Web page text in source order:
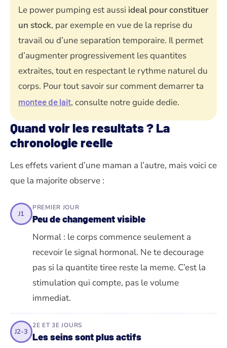
Le power pumping est aussi ideal pour constituer
un stock, par exemple en vue de la reprise du
travail ou d’une separation temporaire. Il permet
d’augmenter progressivement les quantites
extraites, tout en respectant le rythme naturel du
corps. Pour tout savoir sur comment demarrer ta
montee de lait, consulte notre guide dedie.
Quand voir les resultats ? La
chronologie reelle
Les effets varient d’une maman a l’autre, mais voici ce
que la majorite observe :
J1
PREMIER JOUR
Peu de changement visible
Normal : le corps commence seulement a
recevoir le signal hormonal. Ne te decourage
pas si la quantite tiree reste la meme. C’est la
stimulation qui compte, pas le volume
immediat.
J2-3
2E ET 3E JOURS
Les seins sont plus actifs